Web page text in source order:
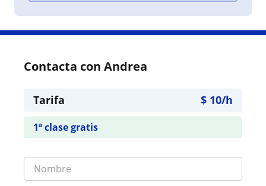
Contacta con Andrea
Tarifa $ 10/h
1ª clase gratis